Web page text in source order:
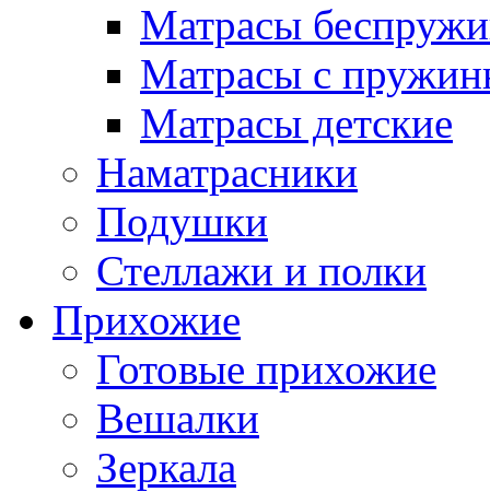
Матрасы
Матрасы с
Матрасы детские
Наматрасники
Подушки
Стеллажи и полки
Прихожие
Готовые прихожие
Вешалки
Зеркала